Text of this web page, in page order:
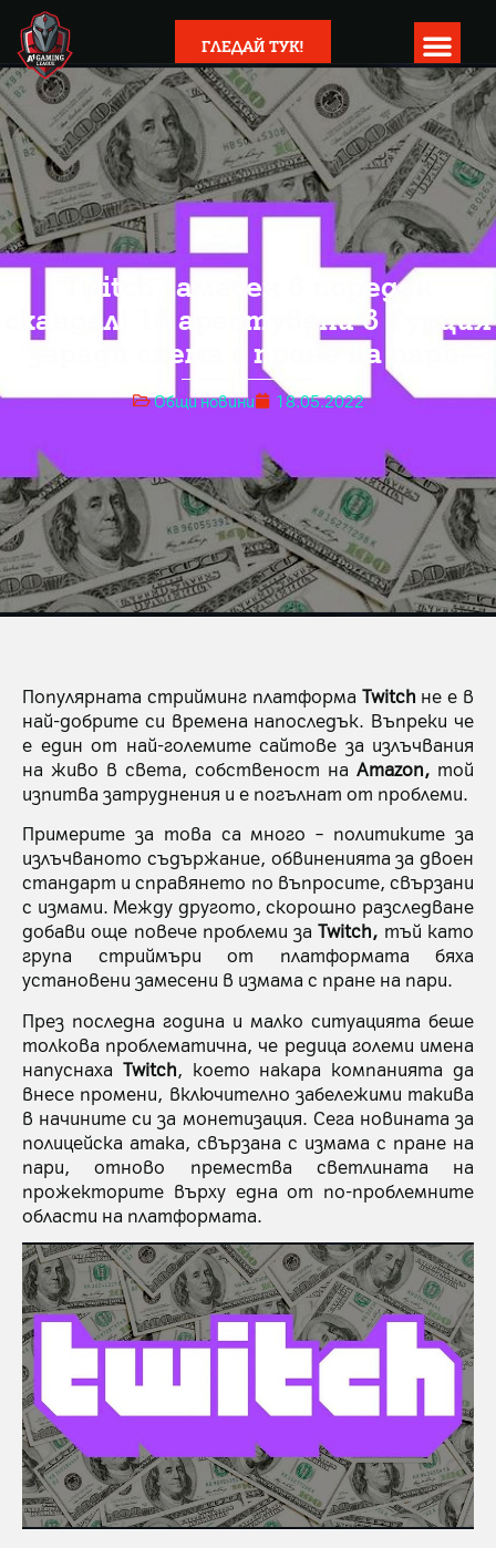
ГЛЕДАЙ ТУК!
Twitch замесен в пореден
скандал! 18 арестувани в Турция
заради схема с пране на пари!
Общи новини 18.05.2022
Популярната стрийминг платформа Twitch не е в
най-добрите си времена напоследък. Въпреки че
е един от най-големите сайтове за излъчвания
на живо в света, собственост на Amazon, той
изпитва затруднения и е погълнат от проблеми.
Примерите за това са много – политиките за
излъчваното съдържание, обвиненията за двоен
стандарт и справянето по въпросите, свързани
с измами. Между другото, скорошно разследване
добави още повече проблеми заTwitch, тъй като
група стриймъри от платформата бяха
установени замесени в измама с пране на пари.
През последна година и малко ситуацията беше
толкова проблематична, че редица големи имена
напуснаха Twitch, което накара компанията да
внесе промени, включително забележими такива
в начините си за монетизация. Сега новината за
полицейска атака, свързана с измама с пране на
пари, отново премества светлината на
прожекторите върху една от по-проблемните
области на платформата.